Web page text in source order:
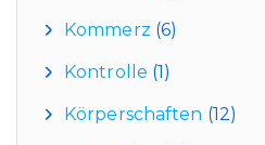
Kommerz (6)
Kontrolle (1)
Körperschaften (12)